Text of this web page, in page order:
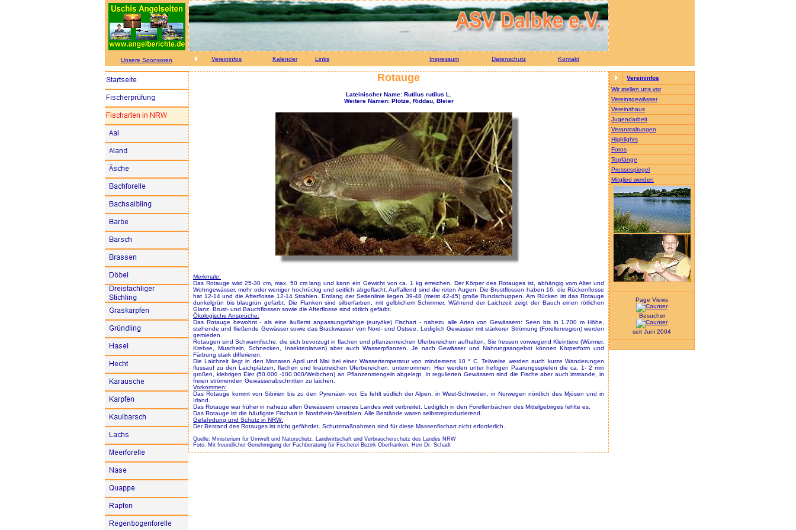
Unsere Sponsoren Vereininfos Kalender Links Impressum Datenschutz Kontakt
Rotauge
Lateinischer Name: Rutilus rutilus L.
Weitere Namen: Plötze, Riddau, Bleier
Merkmale:
Das Rotauge wird 25-30 cm, max. 50 cm lang und kann ein Gewicht von ca. 1 kg erreichen. Der Körper des Rotauges ist, abhängig vom Alter und
Wohngewässer, mehr oder weniger hochrückig und seitlich abgeflacht. Auffallend sind die roten Augen. Die Brustflossen haben 16, die Rückenflosse
hat 12-14 und die Afterflosse 12-14 Strahlen. Entlang der Seitenlinie liegen 39-48 (meist 42-45) große Rundschuppen. Am Rücken ist das Rotauge
dunkelgrün bis blaugrün gefärbt. Die Flanken sind silberfarben, mit gelblichem Schimmer. Während der Laichzeit zeigt der Bauch einen rötlichen
Glanz. Brust- und Bauchflossen sowie die Afterflosse sind rötlich gefärbt.
Ökologische Ansprüche:
Das Rotauge bewohnt - als eine äußerst anpassungsfähige (euryöke) Fischart - nahezu alle Arten von Gewässern: Seen bis in 1.700 m Höhe,
stehende und fließende Gewässer sowie das Brackwasser von Nord- und Ostsee. Lediglich Gewässer mit stärkerer Strömung (Forellenregion) werden
gemieden.
Rotaugen sind Schwarmfische, die sich bevorzugt in flachen und pflanzenreichen Uferbereichen aufhalten. Sie fressen vorwiegend Kleintiere (Würmer,
Krebse, Muscheln, Schnecken, Insektenlarven) aber auch Wasserpflanzen. Je nach Gewässer und Nahrungsangebot können Körperform und
Färbung stark differieren.
Die Laichzeit liegt in den Monaten April und Mai bei einer Wassertemperatur von mindestens 10 ° C. Teilweise werden auch kurze Wanderungen
flussauf zu den Laichplätzen, flachen und krautreichen Uferbereichen, unternommen. Hier werden unter heftigen Paarungsspielen die ca. 1- 2 mm
großen, klebrigen Eier (50.000 -100.000/Weibchen) an Pflanzenstengeln abgelegt. In regulierten Gewässern sind die Fische aber auch imstande, in
freien strömenden Gewässerabschnitten zu laichen.
Vorkommen:
Das Rotauge kommt von Sibirien bis zu den Pyrenäen vor. Es fehlt südlich der Alpen, in West-Schweden, in Norwegen nördlich des Mjösen und in
Irland.
Das Rotauge war früher in nahezu allen Gewässern unseres Landes weit verbreitet. Lediglich in den Forellenbächen des Mittelgebirges fehlte es.
Das Rotauge ist die häufigste Fischart in Nordrhein-Westfalen. Alle Bestände waren selbstreproduzierend.
Gefährdung und Schutz in NRW:
Der Bestand des Rotauges ist nicht gefährdet. Schutzmaßnahmen sind für diese Massenfischart nicht erforderlich.
Quelle: Ministerium für Umwelt und Naturschutz, Landwirtschaft und Verbraucherschutz des Landes NRW
Foto: Mit freundlicher Genehmigung der Fachberatung für Fischerei Bezirk Oberfranken, Herr Dr. Schadt
Vereininfos
Wir stellen uns vor
Vereinsgewässer
Vereinshaus
Jugendarbeit
Veranstaltungen
Highlights
Fotos
Topfänge
Pressespiegel
Mitglied werden
Page Views
Besucher
seit Juni 2004